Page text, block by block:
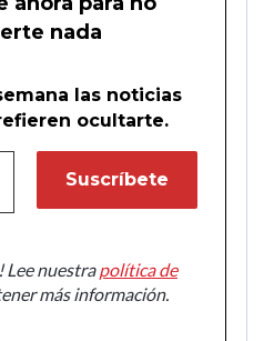
nada
las noticias
ocultarte.
Lee nuestrapolítica de
más información.